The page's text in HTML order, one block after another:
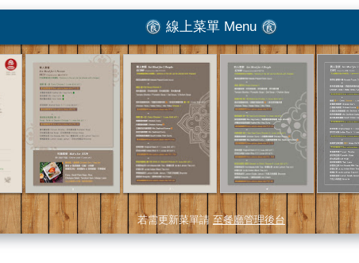
線上菜單 Menu
若需更新菜單請 至餐廳管理後台